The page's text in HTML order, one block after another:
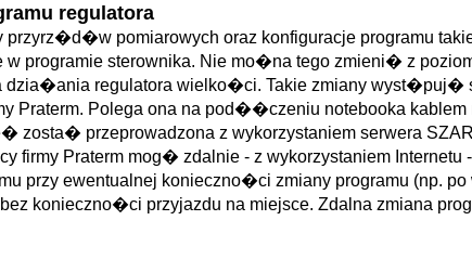
regulatora
pomiarowych oraz konfiguracje programu
programie sterownika. Nie mo�na tego zmieni� z
regulatora wielko�ci. Takie zmiany wyst�puj�
Praterm. Polega ona na pod��czeniu notebooka
zosta� przeprowadzona z wykorzystaniem serwera
firmy Praterm mog� zdalnie - z wykorzystaniem
przy ewentualnej konieczno�ci zmiany programu (np.
konieczno�ci przyjazdu na miejsce. Zdalna zmiana